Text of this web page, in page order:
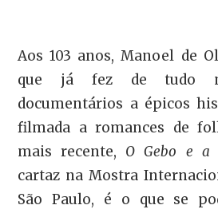
Aos 103 anos, Manoel de
que já fez de tudo
documentários a épicos
filmada a romances de
mais recente, O Gebo e a
cartaz na Mostra
São Paulo, é o que se